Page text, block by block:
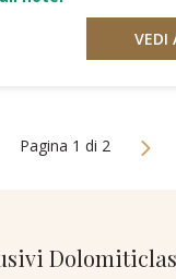
VEDI
Pagina 1 di 2